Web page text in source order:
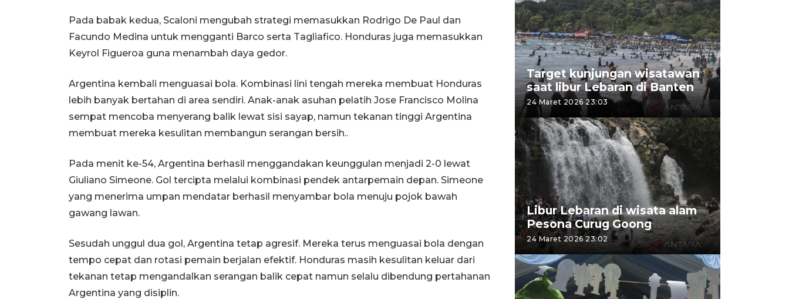
Pada babak kedua, Scaloni mengubah strategi memasukkan Rodrigo De Paul dan
Facundo Medina untuk mengganti Barco serta Tagliafico. Honduras juga memasukkan
Keyrol Figueroa guna menambah daya gedor.
Argentina kembali menguasai bola. Kombinasi lini tengah mereka membuat Honduras
lebih banyak bertahan di area sendiri. Anak-anak asuhan pelatih Jose Francisco Molina
sempat mencoba menyerang balik lewat sisi sayap, namun tekanan tinggi Argentina
membuat mereka kesulitan membangun serangan bersih..
Pada menit ke-54, Argentina berhasil menggandakan keunggulan menjadi 2-0 lewat
Giuliano Simeone. Gol tercipta melalui kombinasi pendek antarpemain depan. Simeone
yang menerima umpan mendatar berhasil menyambar bola menuju pojok bawah
gawang lawan.
Sesudah unggul dua gol, Argentina tetap agresif. Mereka terus menguasai bola dengan
tempo cepat dan rotasi pemain berjalan efektif. Honduras masih kesulitan keluar dari
tekanan tetap mengandalkan serangan balik cepat namun selalu dibendung pertahanan
Argentina yang disiplin.
Target kunjungan wisatawan
saat libur Lebaran di Banten
24 Maret 2026 23:03
Libur Lebaran di wisata alam
Pesona Curug Goong
24 Maret 2026 23:02